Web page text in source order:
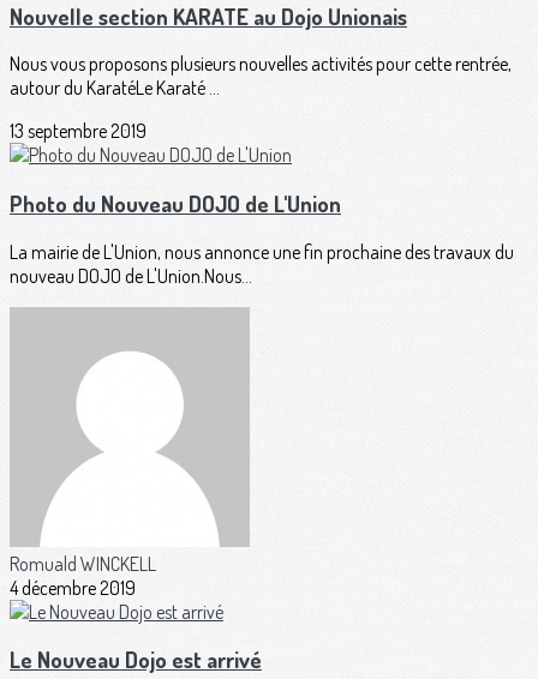
Nouvelle section KARATE au Dojo Unionais
Nous vous proposons plusieurs nouvelles activités pour cette rentrée,
autour du KaratéLe Karaté ...
13 septembre 2019
Photo du Nouveau DOJO de L'Union
La mairie de L'Union, nous annonce une fin prochaine des travaux du
nouveau DOJO de L'Union.Nous...
Romuald WINCKELL
4 décembre 2019
Le Nouveau Dojo est arrivé